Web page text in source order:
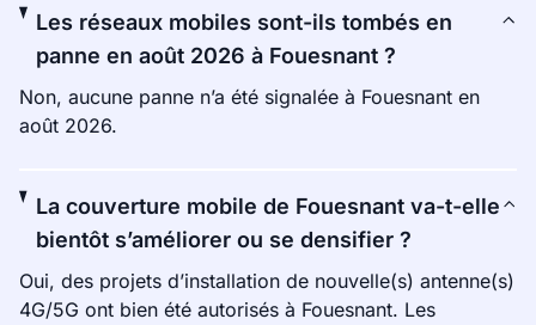
Les réseaux mobiles sont-ils tombés en
panne en août 2026 à Fouesnant ?
Non, aucune panne n’a été signalée à Fouesnant en
août 2026.
La couverture mobile de Fouesnant va-t-elle
bientôt s’améliorer ou se densifier ?
Oui, des projets d’installation de nouvelle(s) antenne(s)
4G/5G ont bien été autorisés à Fouesnant. Les